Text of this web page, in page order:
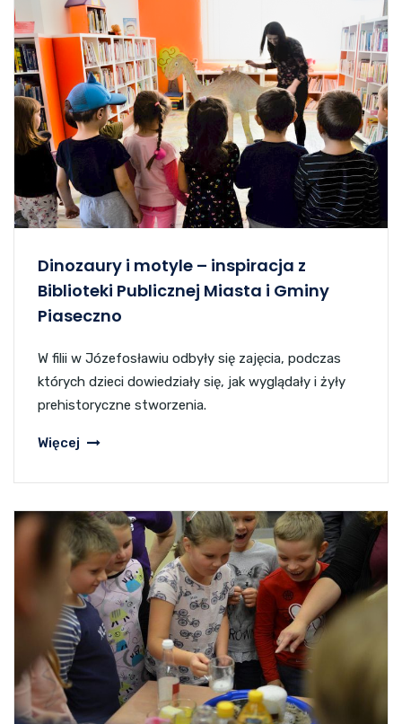
Dinozaury i motyle – inspiracja z
Biblioteki Publicznej Miasta i Gminy
Piaseczno
W filii w Józefosławiu odbyły się zajęcia, podczas
których dzieci dowiedziały się, jak wyglądały i żyły
prehistoryczne stworzenia.
Więcej